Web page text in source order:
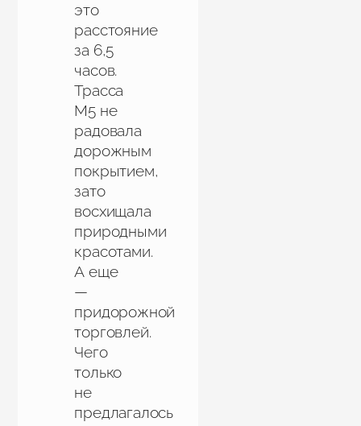
это
расстояние
за 6,5
часов.
Трасса
М5 не
радовала
дорожным
покрытием,
зато
восхищала
природными
красотами.
А еще
—
придорожной
торговлей.
Чего
только
не
предлагалось